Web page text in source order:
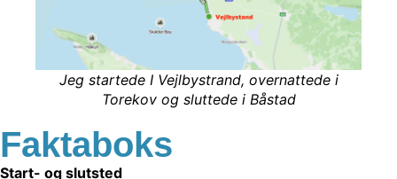
Jeg startede I Vejlbystrand, overnattede i
Torekov og sluttede i Båstad
Faktaboks
Start- og slutsted